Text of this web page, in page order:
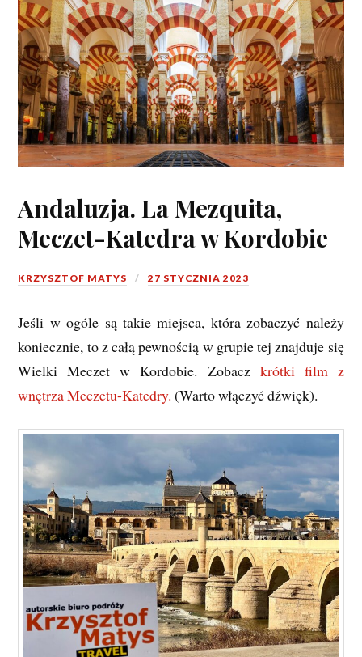
Andaluzja. La Mezquita,
Meczet-Katedra w Kordobie
KRZYSZTOF MATYS 27 STYCZNIA 2023
Jeśli w ogóle są takie miejsca, która zobaczyć należy
koniecznie, to z całą pewnością w grupie tej znajduje się
Wielki Meczet w Kordobie. Zobaczkrótki film z
wnętrza Meczetu-Katedry. (Warto włączyć dźwięk).